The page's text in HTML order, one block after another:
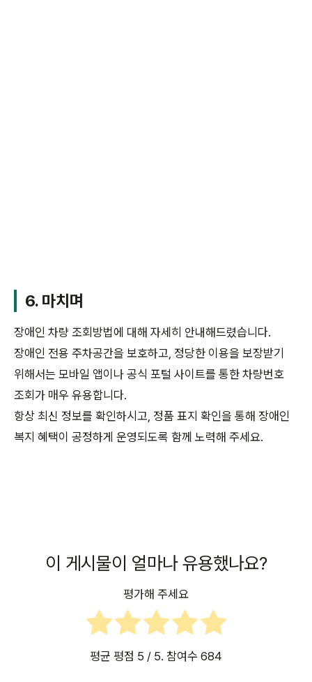
6. 마치며
장애인 차량 조회방법에 대해 자세히 안내해드렸습니다.
장애인 전용 주차공간을 보호하고, 정당한 이용을 보장받기
위해서는 모바일 앱이나 공식 포털 사이트를 통한 차량번호
조회가 매우 유용합니다.
항상 최신 정보를 확인하시고, 정품 표지 확인을 통해 장애인
복지 혜택이 공정하게 운영되도록 함께 노력해 주세요.
이 게시물이 얼마나 유용했나요?
평가해 주세요
평균 평점 5 / 5. 참여수 684